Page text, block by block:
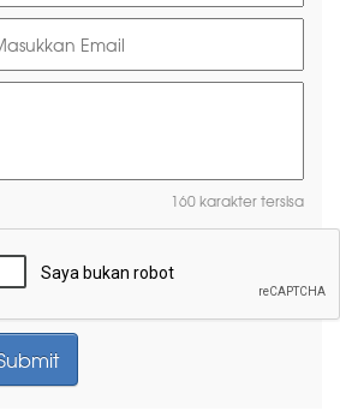
160 karakter tersisa